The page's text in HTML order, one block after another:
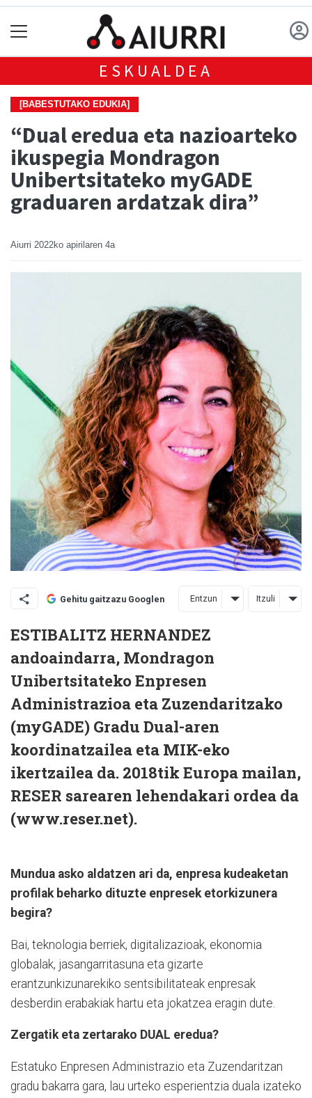
ESKUALDEA
[BABESTUTAKO EDUKIA]
“Dual eredua eta nazioarteko
ikuspegia Mondragon
Unibertsitateko myGADE
graduaren ardatzak dira”
Aiurri 2022ko apirilaren 4a
Gehitu gaitzazu Googlen Entzun Itzuli
ESTIBALITZ HERNANDEZ
andoaindarra, Mondragon
Unibertsitateko Enpresen
Administrazioa eta Zuzendaritzako
(myGADE) Gradu Dual-aren
koordinatzailea eta MIK-eko
ikertzailea da. 2018tik Europa mailan,
RESER sarearen lehendakari ordea da
(www.reser.net).
Mundua asko aldatzen ari da, enpresa kudeaketan
profilak beharko dituzte enpresek etorkizunera
begira?
Bai, teknologia berriek, digitalizazioak, ekonomia
globalak, jasangarritasuna eta gizarte
erantzunkizunarekiko sentsibilitateak enpresak
desberdin erabakiak hartu eta jokatzea eragin dute.
Zergatik eta zertarako DUAL eredua?
Estatuko Enpresen Administrazio eta Zuzendaritzan
gradu bakarra gara, lau urteko esperientzia duala izateko